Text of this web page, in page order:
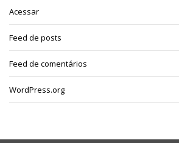
Acessar
Feed de posts
Feed de comentários
WordPress.org